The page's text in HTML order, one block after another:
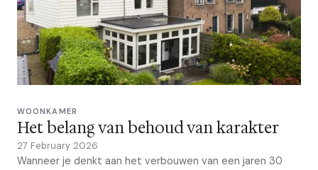
WOONKAMER
Het belang van behoud van karakter
27 February 2026
Wanneer je denkt aan het verbouwen van een jaren 30